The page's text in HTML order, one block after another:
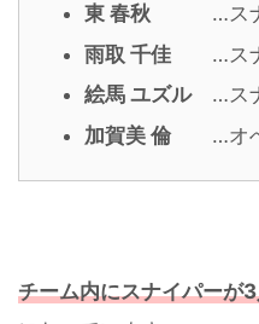
東 春秋 …スナ
雨取 千佳 …スナ
絵馬 ユズル…ス
加賀美 倫…オぺ
チーム内にスナイパーが